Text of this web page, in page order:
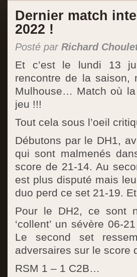
Dernier match
2022 !
Posté par Richard
Et c’est le lundi 13
rencontre de la saison,
Mulhouse… Match où
jeu !!!
Tout cela sous l’oeil
Débutons par le DH1,
qui sont malmenés
score de 21-14. Au
est plus disputé mais
duo perd ce set 21-19.
Pour le DH2, ce sont
‘collent’ un sévère 06-
Le second set
adversaires sur le score
RSM 1 – 1 C2B…